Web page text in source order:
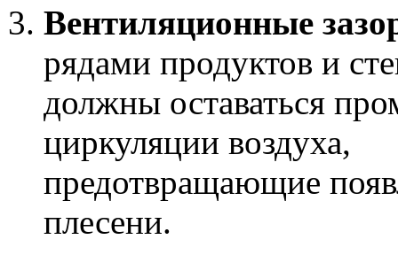
Вентиляционные
рядами продуктов и
должны оставаться
циркуляции воздуха,
предотвращающие
плесени.